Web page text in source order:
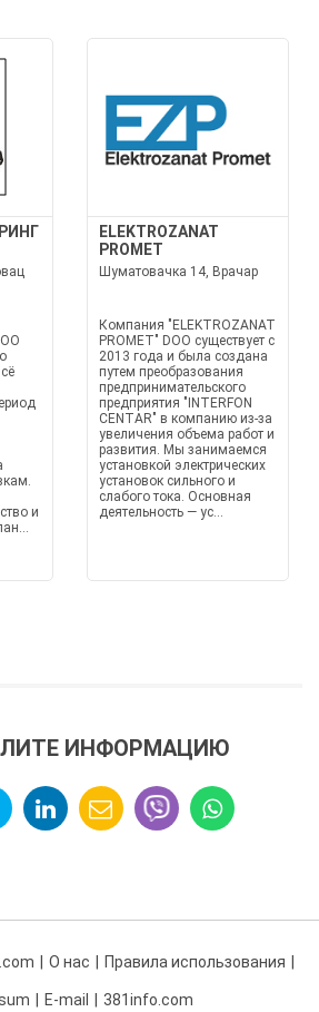
и
ELEKTROZANAT
PROMET
Шуматовачка 14, Врачар
Компания "ELEKTROZANAT
PROMET" DOO существует с
2013 года и была создана
путем преобразования
предпринимательского
предприятия "INTERFON
CENTAR" в компанию из-за
увеличения объема работ и
развития. Мы занимаемся
установкой электрических
установок сильного и
слабого тока. Основная
деятельность — ус...
ИНФОРМАЦИЮ
О нас Правила использования
E-mail 381info.com